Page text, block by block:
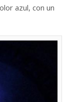
azul, con un